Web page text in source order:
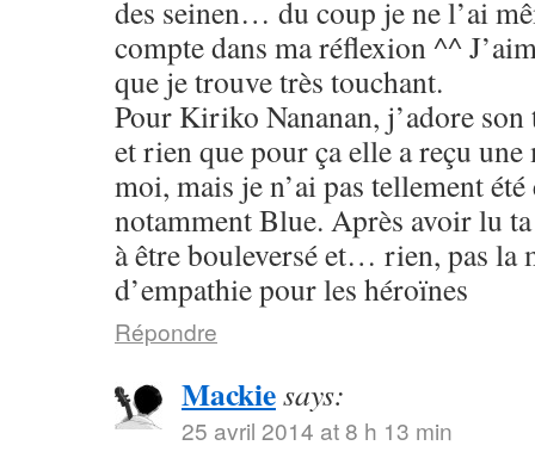
des seinen… du coup je ne l’ai
compte dans ma réflexion ^^
que je trouve très touchant.
Pour Kiriko Nananan, j’adore
et rien que pour ça elle a reçu
moi, mais je n’ai pas tellement
notamment Blue. Après avoir lu
à être bouleversé et… rien, pas la
d’empathie pour les héroïnes
Répondre
Mackiesays:
25 avril 2014 at 8 h 13 min